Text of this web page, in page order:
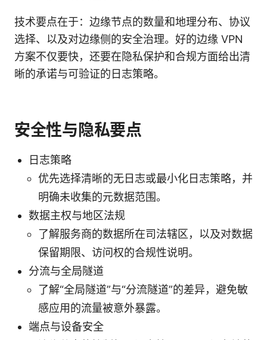
技术要点在于：边缘节点的数量和地理分布、协议
选择、以及对边缘侧的安全治理。好的边缘 VPN
方案不仅要快，还要在隐私保护和合规方面给出清
晰的承诺与可验证的日志策略。
安全性与隐私要点
日志策略
优先选择清晰的无日志或最小化日志策略，并
明确未收集的元数据范围。
数据主权与地区法规
了解服务商的数据所在司法辖区，以及对数据
保留期限、访问权的合规性说明。
分流与全局隧道
了解“全局隧道”与“分流隧道”的差异，避免敏
感应用的流量被意外暴露。
端点与设备安全